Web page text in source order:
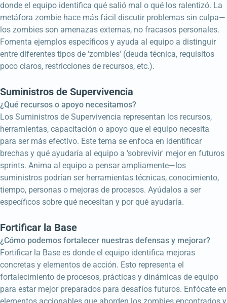
donde el equipo identifica qué salió mal o qué los ralentizó. La
metáfora zombie hace más fácil discutir problemas sin culpa—
los zombies son amenazas externas, no fracasos personales.
Fomenta ejemplos específicos y ayuda al equipo a distinguir
entre diferentes tipos de 'zombies' (deuda técnica, requisitos
poco claros, restricciones de recursos, etc.).
Suministros de Supervivencia
¿Qué recursos o apoyo necesitamos?
Los Suministros de Supervivencia representan los recursos,
herramientas, capacitación o apoyo que el equipo necesita
para ser más efectivo. Este tema se enfoca en identificar
brechas y qué ayudaría al equipo a 'sobrevivir' mejor en futuros
sprints. Anima al equipo a pensar ampliamente—los
suministros podrían ser herramientas técnicas, conocimiento,
tiempo, personas o mejoras de procesos. Ayúdalos a ser
específicos sobre qué necesitan y por qué ayudaría.
Fortificar la Base
¿Cómo podemos fortalecer nuestras defensas y mejorar?
Fortificar la Base es donde el equipo identifica mejoras
concretas y elementos de acción. Esto representa el
fortalecimiento de procesos, prácticas y dinámicas de equipo
para estar mejor preparados para desafíos futuros. Enfócate en